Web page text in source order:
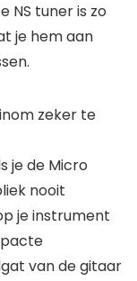
NS tuner is zo
je hem aan
zeker te
je de Micro
nooit
je instrument
van de gitaar